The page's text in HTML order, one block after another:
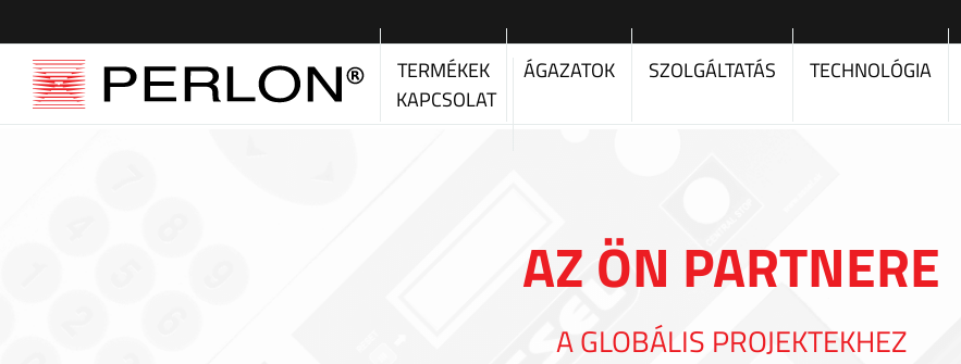
TERMÉKEK ÁGAZATOK SZOLGÁLTATÁS TECHNOLÓGIA
KAPCSOLAT
AZ ÖN PARTNERE
A GLOBÁLIS PROJEKTEKHEZ